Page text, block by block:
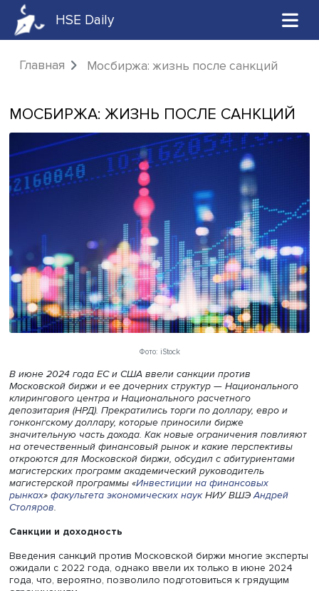
HSE Daily
Главная Мосбиржа: жизнь после санкций
МОСБИРЖА: ЖИЗНЬ ПОСЛЕ
Фото: iStock
В июне 2024 года ЕС и США ввели санкции против
Московской биржи и ее дочерних структур —
клиринговогоцентра и Национального расчетного
депозитария (НРД). Прекратились торги по доллару,
гонконгскому доллару, которые приносили бирже
значительную часть дохода. Как новые ограничения
на отечественный финансовый рынок и какие
откроются для Московской биржи, обсудил с
магистерских программ академический руководитель
магистерской программы «Инвестиции на финансовых
рынках »факультета экономических наукНИУ ВШЭ
Столяров.